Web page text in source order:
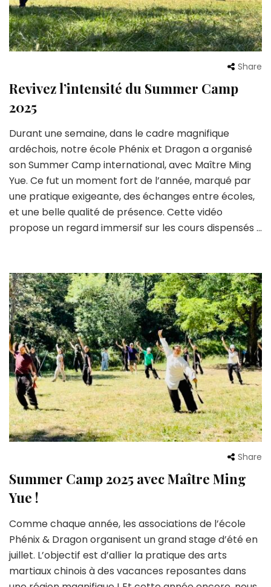
Share
Revivez l’intensité du Summer Camp
2025
Durant une semaine, dans le cadre magnifique
ardéchois, notre école Phénix et Dragon a organisé
son Summer Camp international, avec Maître Ming
Yue. Ce fut un moment fort de l’année, marqué par
une pratique exigeante, des échanges entre écoles,
et une belle qualité de présence. Cette vidéo
propose un regard immersif sur les cours dispensés …
Share
Summer Camp 2025 avec Maître Ming
Yue !
Comme chaque année, les associations de l’école
Phénix & Dragon organisent un grand stage d’été en
juillet. L’objectif est d’allier la pratique des arts
martiaux chinois à des vacances reposantes dans